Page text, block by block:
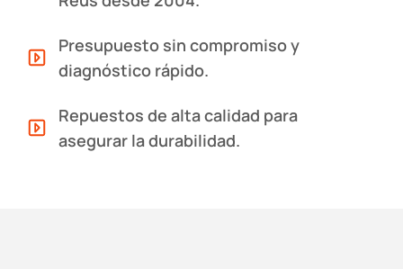
Presupuesto sin compromiso y
diagnóstico rápido.
Repuestos de alta calidad para
asegurar la durabilidad.